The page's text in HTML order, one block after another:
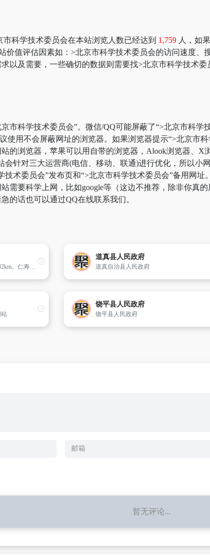
科学技术委员会在本站浏览人数已经达到 1,759 人，如
价值评估因素如：>北京市科学技术委员会的访问速度
以及需要，一些确切的数据则需要找>北京市科学技术
市科学技术委员会”。微信/QQ可能屏蔽了“>北京市科
使用不会屏蔽网址的浏览器。如果浏览器提示“>北京市
的浏览器，苹果可以用自带的浏览器，Alook浏览器、
会针对三大运营商(电信、移动、联通)进行优化，所以小
技术委员会”发布页和“>北京市科学技术委员会”备用网
需要科学上网，比如google等（这边不推荐，除非你真
的话也可以通过QQ在线联系我们。
仁寿县隶属于眉山市,东南距市区34.32km。仁寿县管辖32个镇、28个乡,幅员面积2606.36k㎡。四川省首批扩权强县试点县、县域经济发展先进县、成渝经济区核心县、天府新区重点县。
道真县人民政府
道真自治县人民政府
饶平县人民政府
饶平县人民政府
暂无评论...